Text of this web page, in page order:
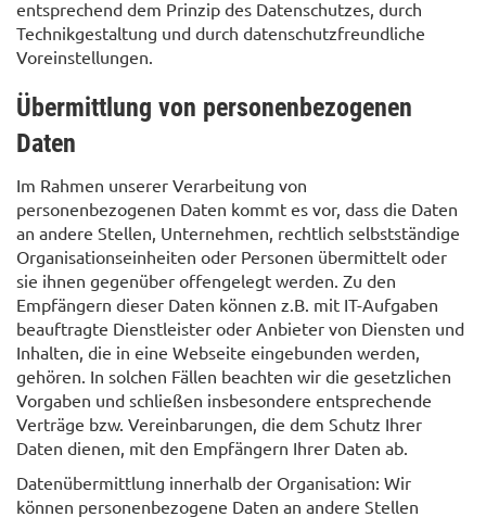
entsprechend dem Prinzip des Datenschutzes, durch
Technikgestaltung und durch datenschutzfreundliche
Voreinstellungen.
Übermittlung von personenbezogenen
Daten
Im Rahmen unserer Verarbeitung von
personenbezogenen Daten kommt es vor, dass die Daten
an andere Stellen, Unternehmen, rechtlich selbstständige
Organisationseinheiten oder Personen übermittelt oder
sie ihnen gegenüber offengelegt werden. Zu den
Empfängern dieser Daten können z.B. mit IT-Aufgaben
beauftragte Dienstleister oder Anbieter von Diensten und
Inhalten, die in eine Webseite eingebunden werden,
gehören. In solchen Fällen beachten wir die gesetzlichen
Vorgaben und schließen insbesondere entsprechende
Verträge bzw. Vereinbarungen, die dem Schutz Ihrer
Daten dienen, mit den Empfängern Ihrer Daten ab.
Datenübermittlung innerhalb der Organisation: Wir
können personenbezogene Daten an andere Stellen